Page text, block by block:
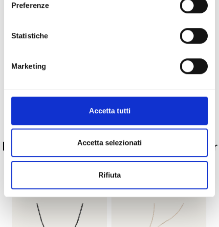
Preferenze
Statistiche
Marketing
Accetta tutti
Accetta selezionati
Rifiuta
Collezione
Per
Descrizione
PRODOTTI SIMILI
La nostra selezione di prodotti scelti per
te